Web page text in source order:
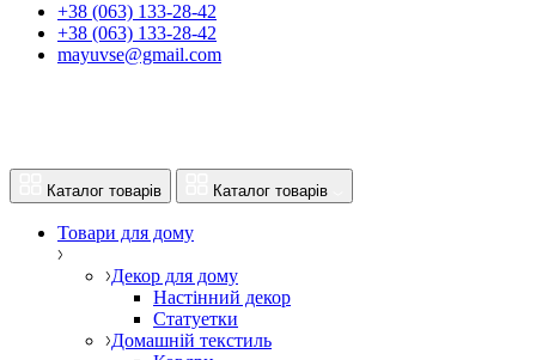
+38 (063) 133-28-42
+38 (063) 133-28-42
mayuvse@gmail.com
Каталог товарів Каталог товарів
Товари для дому
Декор для дому
Настінний декор
Статуетки
Домашній текстиль